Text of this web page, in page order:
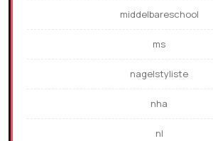
middelbareschool
ms
nagelstyliste
nha
nl